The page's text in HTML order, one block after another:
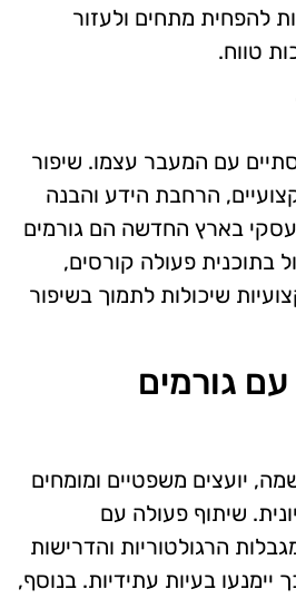
להפחית מתחים ולעזור
טווח.
עם המעבר עצמו. שיפור
הרחבת הידע והבנה
בארץ החדשה הם גורמים
בתוכנית פעולה קורסים,
שיכולות לתמוך בשיפור
גורמים
יועצים משפטיים ומומחים
שיתוף פעולה עם
הרגולטוריות והדרישות
יימנעו בעיות עתידיות. בנוסף,